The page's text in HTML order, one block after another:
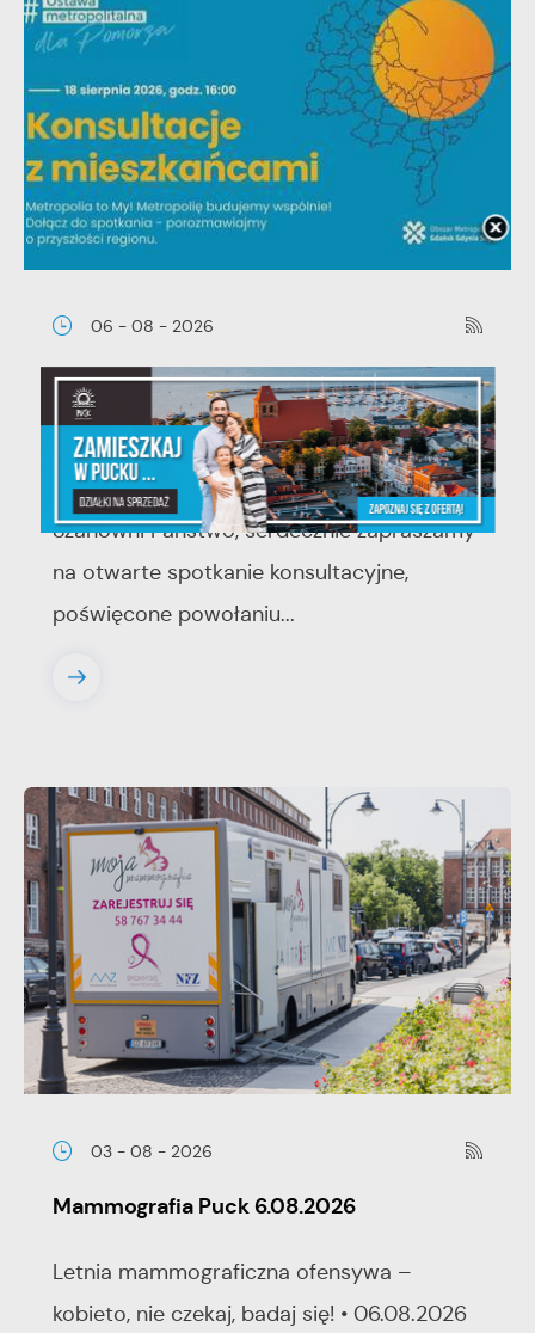
06 - 08 - 2026
Spotkanie konsultacyjne poświęcone
powołaniu związku metropolitalnego w
województwie pomorskim
Szanowni Państwo, serdecznie zapraszamy
na otwarte spotkanie konsultacyjne,
poświęcone powołaniu...
03 - 08 - 2026
Mammografia Puck 6.08.2026
Letnia mammograficzna ofensywa –
kobieto, nie czekaj, badaj się! • 06.08.2026